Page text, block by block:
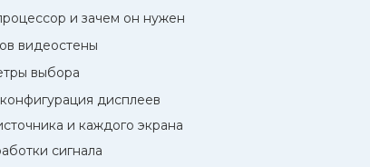
и зачем он нужен
видеостены
выбора
дисплеев
и каждого экрана
сигнала